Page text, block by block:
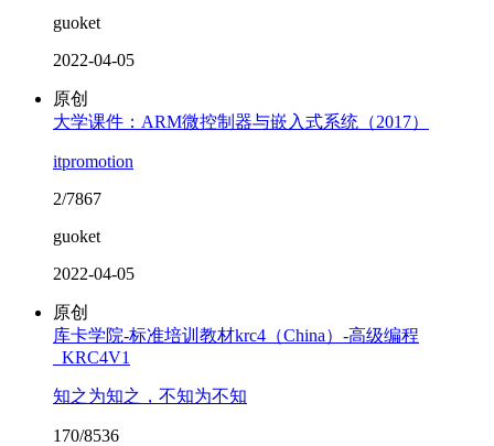
guoket
2022-04-05
原创
大学课件：ARM微控制器与嵌入式系统（2017）
itpromotion
2/7867
guoket
2022-04-05
原创
库卡学院-标准培训教材krc4（China）-高级编程
_KRC4V1
知之为知之，不知为不知
170/8536